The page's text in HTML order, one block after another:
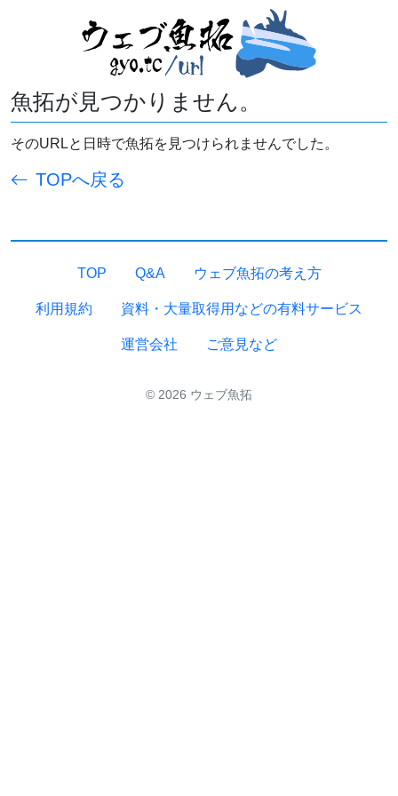
魚拓が見つかりません。
そのURLと日時で魚拓を見つけられませんでした。
TOPへ戻る
TOP Q&A ウェブ魚拓の考え方
利用規約 資料・大量取得用などの有料サービス
運営会社 ご意見など
© 2026 ウェブ魚拓